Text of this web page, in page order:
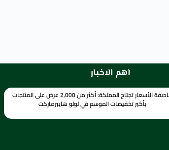
اهم الاخبار
عاصفة الأسعار تجتاح المملكة: أكثر من 2,000 عرض على المنتجات
بأكبر تخفيضات الموسم في لولو هايبرماركت